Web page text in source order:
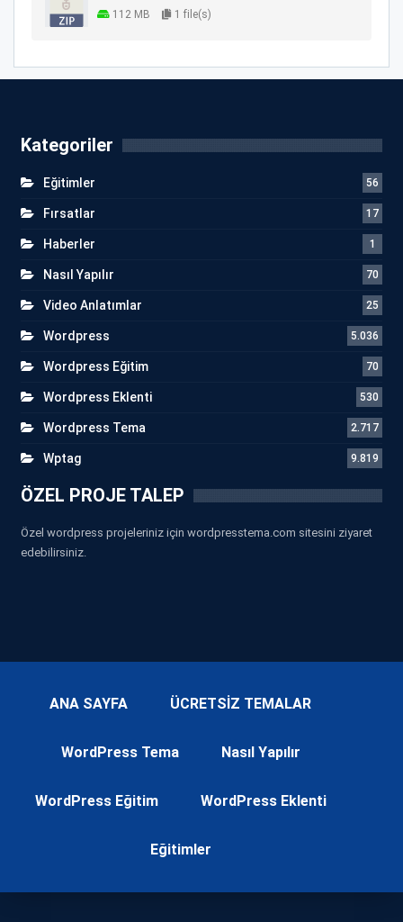
112 MB 1 file(s)
Kategoriler
Eğitimler 56
Fırsatlar 17
Haberler 1
Nasıl Yapılır 70
Video Anlatımlar 25
Wordpress 5.036
Wordpress Eğitim 70
Wordpress Eklenti 530
Wordpress Tema 2.717
Wptag 9.819
ÖZEL PROJE TALEP
Özel wordpress projeleriniz için wordpresstema.com sitesini ziyaret
edebilirsiniz.
ANA SAYFA ÜCRETSİZ TEMALAR
WordPress Tema Nasıl Yapılır
WordPress Eğitim WordPress Eklenti
Eğitimler